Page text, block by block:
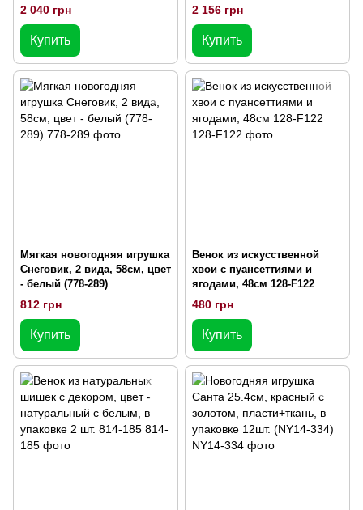
2 040 грн
Купить
бежевый, в упаковке 1шт.
(778-259)
2 156 грн
Купить
Мягкая новогодняя игрушка
Снеговик, 2 вида, 58см, цвет
- белый (778-289)
812 грн
Купить
Венок из искусственной
хвои с пуансеттиями и
ягодами, 48см 128-F122
480 грн
Купить